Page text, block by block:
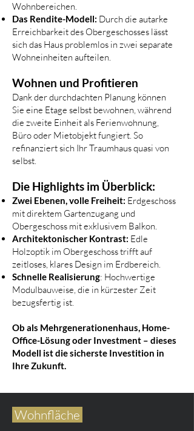
Wohnbereichen.
Das Rendite-Modell: Durch die autarke
Erreichbarkeit des Obergeschosses lässt
sich das Haus problemlos in zwei separate
Wohneinheiten aufteilen.
Wohnen und Profitieren
Dank der durchdachten Planung können
Sie eine Etage selbst bewohnen, während
die zweite Einheit als Ferienwohnung,
Büro oder Mietobjekt fungiert. So
refinanziert sich Ihr Traumhaus quasi von
selbst.
Die Highlights im Überblick:
Zwei Ebenen, volle Freiheit: Erdgeschoss
mit direktem Gartenzugang und
Obergeschoss mit exklusivem Balkon.
Architektonischer Kontrast: Edle
Holzoptik im Obergeschoss trifft auf
zeitloses, klares Design im Erdbereich.
Schnelle Realisierung: Hochwertige
Modulbauweise, die in kürzester Zeit
bezugsfertig ist.
Ob als Mehrgenerationenhaus, Home-
Office-Lösung oder Investment – dieses
Modell ist die sicherste Investition in
Ihre Zukunft.
Wohnfläche